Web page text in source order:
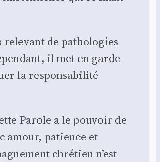
rele­vant de patho­lo­gies
il met en garde
la res­pon­sa­bi­li­té
Parole a le pou­voir de
amour, patience et
chré­tien n’est